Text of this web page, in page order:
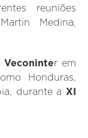
reuniões
Medina,
Veconinter em
Honduras,
durante a XI